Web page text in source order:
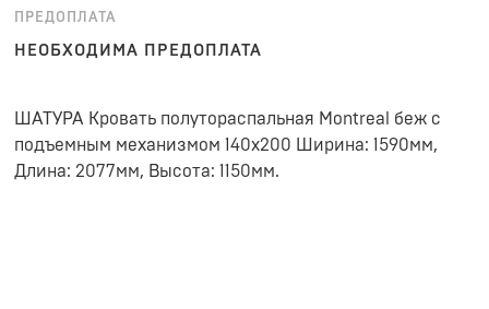
ПРЕДОПЛАТА
НЕОБХОДИМА ПРЕДОПЛАТА
ШАТУРА Кровать полутораспальная Montreal беж с
подъемным механизмом 140х200 Ширина: 1590мм,
Длина: 2077мм, Высота: 1150мм.